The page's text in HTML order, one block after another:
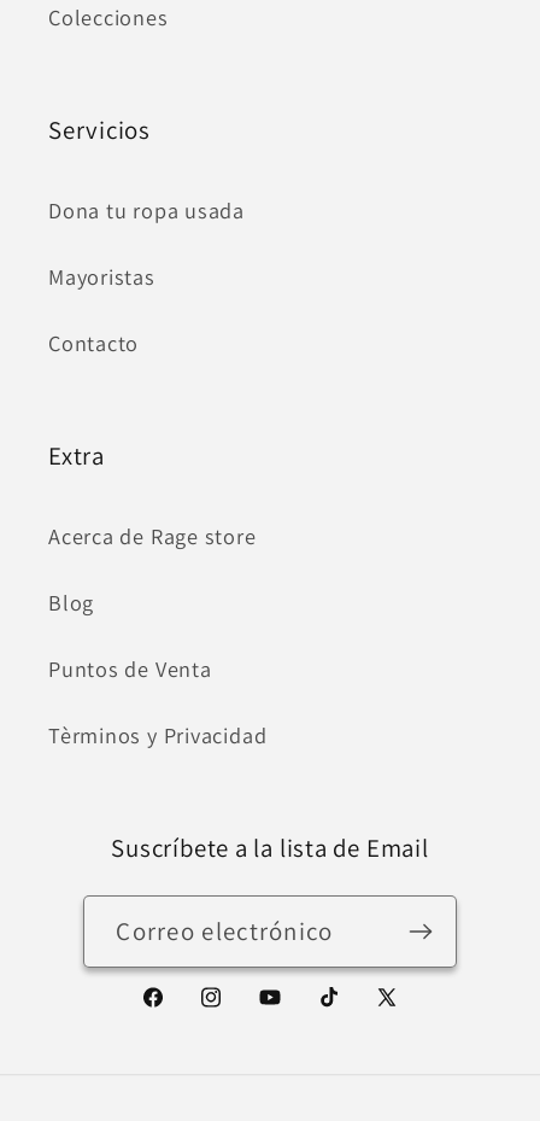
Colecciones
Servicios
Dona tu ropa usada
Mayoristas
Contacto
Extra
Acerca de Rage store
Blog
Puntos de Venta
Tèrminos y Privacidad
Suscríbete a la lista de Email
Correo electrónico
FacebookInstagramYouTubeTikTokX